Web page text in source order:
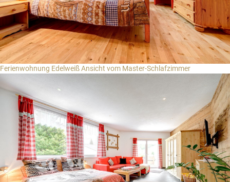
Ferienwohnung Edelweiß Ansicht vom Master-Schlafzimmer